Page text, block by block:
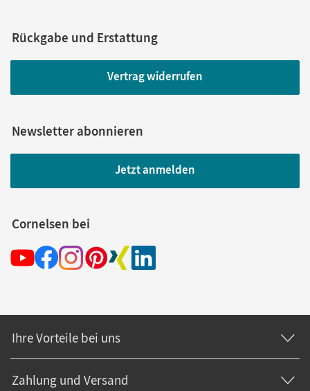
Rückgabe und Erstattung
Vertrag widerrufen
Newsletter abonnieren
Jetzt anmelden
Cornelsen bei
Ihre Vorteile bei uns
Zahlung und Versand